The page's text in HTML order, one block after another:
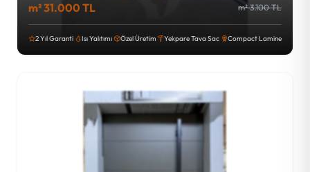
m² 31.000 TL m² 3.100 TL
2 Yıl Garanti Isı Yalıtımı Özel Üretim Yekpare Tava Sac Compact Lamine